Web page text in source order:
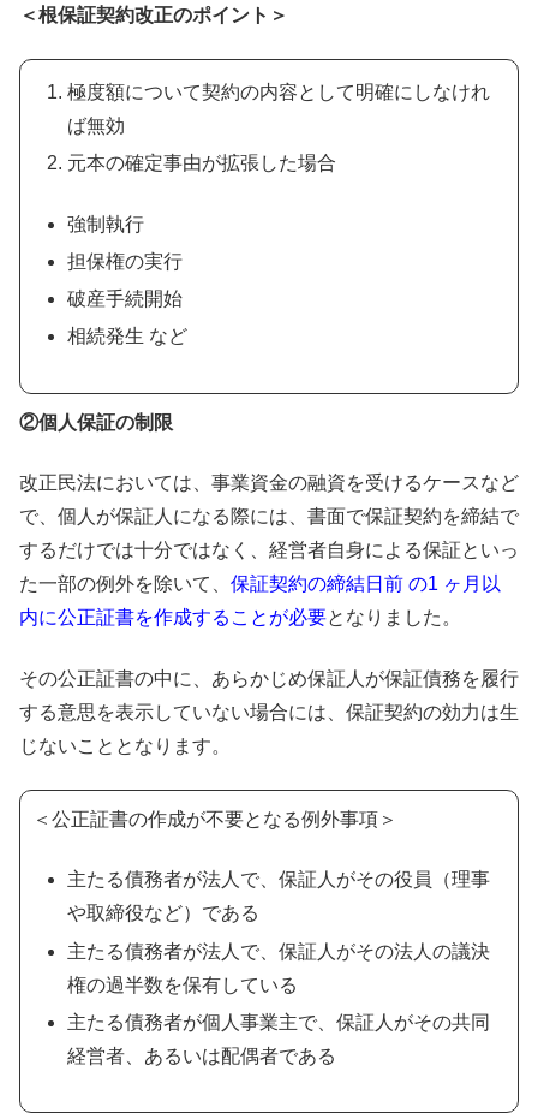
＜根保証契約改正のポイント＞
極度額について契約の内容として明確にしなけれ
ば無効
元本の確定事由が拡張した場合
強制執行
担保権の実行
破産手続開始
相続発生 など
②個人保証の制限
改正民法においては、事業資金の融資を受けるケースなど
で、個人が保証人になる際には、書面で保証契約を締結で
するだけでは十分ではなく、経営者自身による保証といっ
た一部の例外を除いて、 保証契約の締結日前 の1 ヶ月以
内に公正証書を作成することが必要となりました。
その公正証書の中に、あらかじめ保証人が保証債務を履行
する意思を表示していない場合には、保証契約の効力は生
じないこととなります。
＜公正証書の作成が不要となる例外事項＞
主たる債務者が法人で、保証人がその役員（理事
や取締役など）である
主たる債務者が法人で、保証人がその法人の議決
権の過半数を保有している
主たる債務者が個人事業主で、保証人がその共同
経営者、あるいは配偶者である